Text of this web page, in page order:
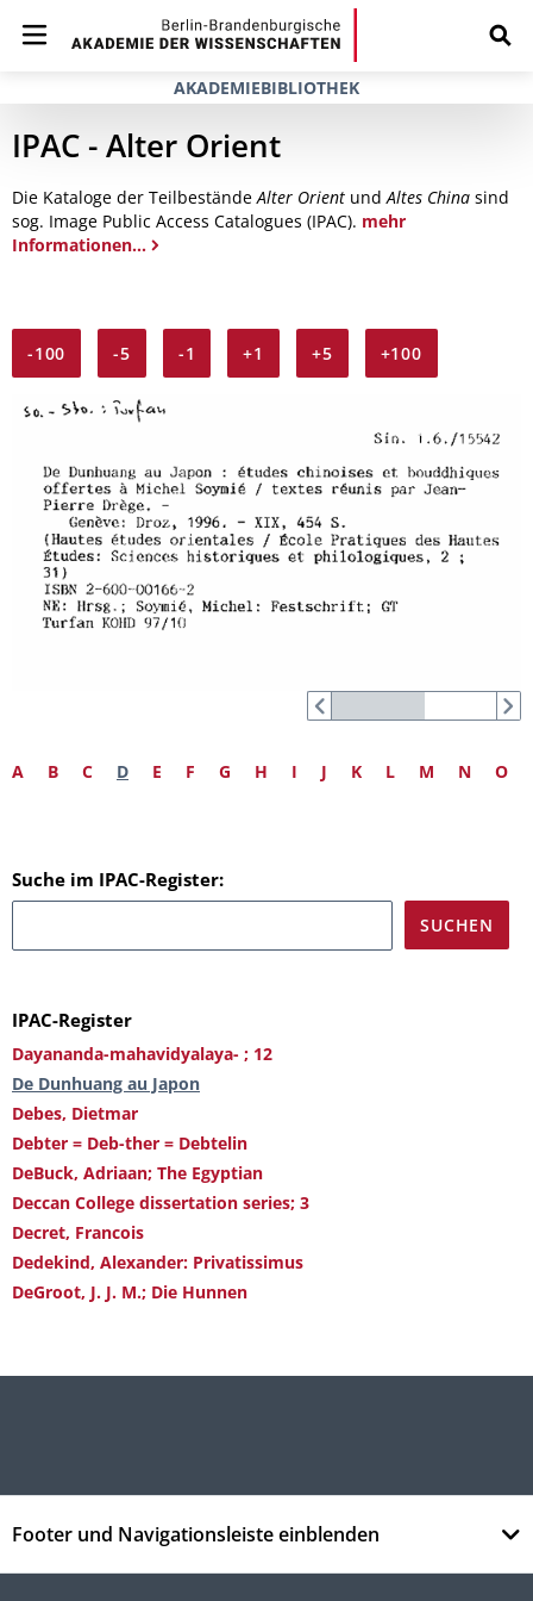
AKADEMIEBIBLIOTHEK
IPAC - Alter Orient
Die Kataloge der TeilbeständeAlter Orient undAltes China sind
sog. Image Public Access Catalogues (IPAC). mehr
Informationen...
-100 -5 -1 +1 +5 +100
A B C D E F G H I J K L M N O
Suche im IPAC-Register:
IPAC-Register
Dayananda-mahavidyalaya- ; 12
De Dunhuang au Japon
Debes, Dietmar
Debter = Deb-ther = Debtelin
DeBuck, Adriaan; The Egyptian
Deccan College dissertation series; 3
Decret, Francois
Dedekind, Alexander: Privatissimus
DeGroot, J. J. M.; Die Hunnen
Footer und Navigationsleiste einblenden